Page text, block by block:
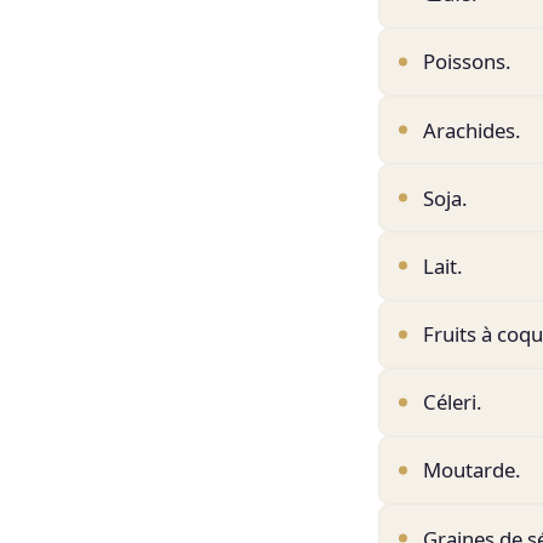
Poissons.
Arachides.
Soja.
Lait.
Fruits à
Céleri.
Moutarde.